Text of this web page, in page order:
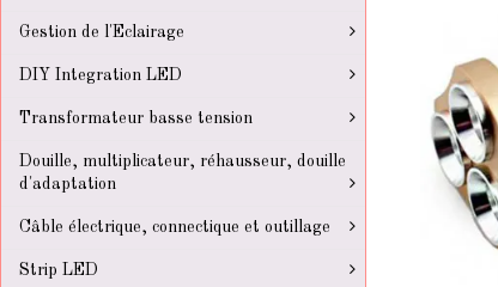
Gestion de l'Eclairage
DIY Integration LED
Transformateur basse tension
Douille, multiplicateur, réhausseur, douille
d'adaptation
Câble électrique, connectique et outillage
Strip LED